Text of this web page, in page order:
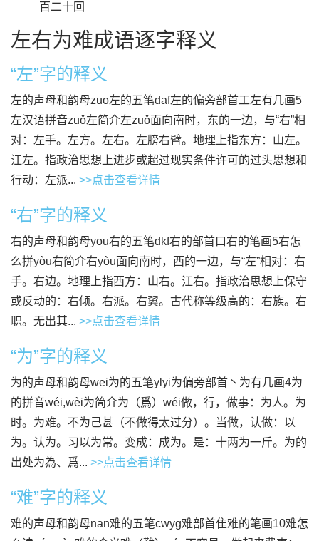
百二十回
左右为难成语逐字释义
“左”字的释义
左的声母和韵母zuo左的五笔daf左的偏旁部首工左有几画5
左汉语拼音zuǒ左简介左zuǒ面向南时，东的一边，与“右”相
对：左手。左方。左右。左膀右臂。地理上指东方：山左。
江左。指政治思想上进步或超过现实条件许可的过头思想和
行动：左派... >>点击查看详情
“右”字的释义
右的声母和韵母you右的五笔dkf右的部首口右的笔画5右怎
么拼yòu右简介右yòu面向南时，西的一边，与“左”相对：右
手。右边。地理上指西方：山右。江右。指政治思想上保守
或反动的：右倾。右派。右翼。古代称等级高的：右族。右
职。无出其... >>点击查看详情
“为”字的释义
为的声母和韵母wei为的五笔ylyi为偏旁部首丶为有几画4为
的拼音wéi,wèi为简介为（爲）wéi做，行，做事：为人。为
时。为难。不为己甚（不做得太过分）。当做，认做：以
为。认为。习以为常。变成：成为。是：十两为一斤。为的
出处为為、爲... >>点击查看详情
“难”字的释义
难的声母和韵母nan难的五笔cwyg难部首隹难的笔画10难怎